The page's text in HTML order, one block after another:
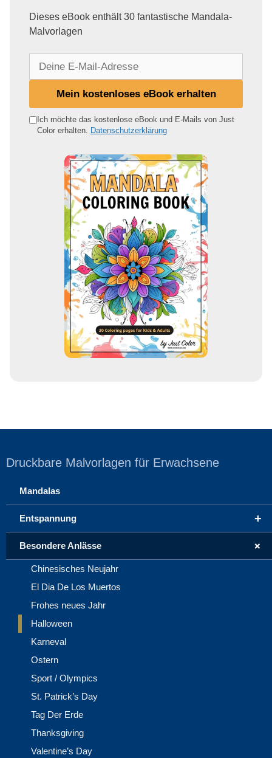
Dieses eBook enthält 30 fantastische Mandala-
Malvorlagen
e
Mein kostenloses eBook erhalten
Ich möchte das kostenlose eBook und E-Mails von Just
Color erhalten. Datenschutzerklärung
Druckbare Malvorlagen für Erwachsene
Mandalas
+
Entspannung
+
Besondere Anlässe
Chinesisches Neujahr
El Dia De Los Muertos
Frohes neues Jahr
Halloween
Karneval
Ostern
Sport / Olympics
St. Patrick’s Day
Tag Der Erde
Thanksgiving
Valentine’s Day